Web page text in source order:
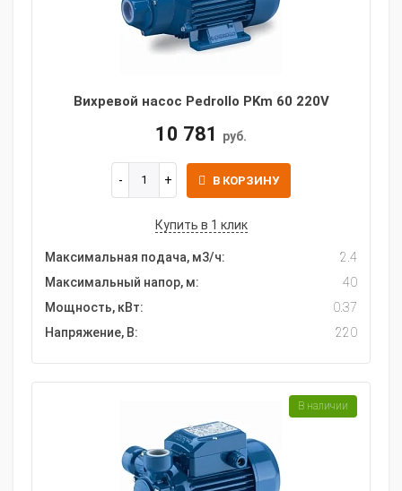
Вихревой насос Pedrollo PKm 60 220V
10 781 руб.
В КОРЗИНУ
Купить в 1 клик
Максимальная подача, м3/ч:
2.4
Максимальный напор, м:
40
Мощность, кВт:
0.37
Напряжение, В:
220
В наличии